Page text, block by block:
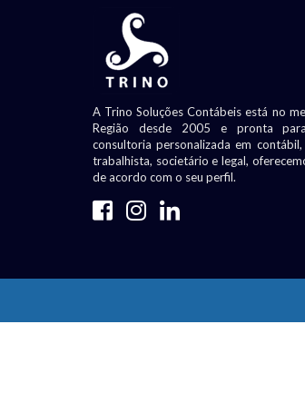
A Trino Soluções Contábeis está no
Região desde 2005 e pronta
consultoria personalizada em
trabalhista, societário e legal,
de acordo com o seu perfil.